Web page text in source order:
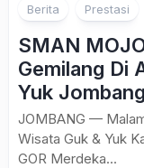
Berita Prestasi
SMAN
Gemilang Di
Yuk
JOMBANG —
Wisata Guk & Yuk
GOR Merdeka...